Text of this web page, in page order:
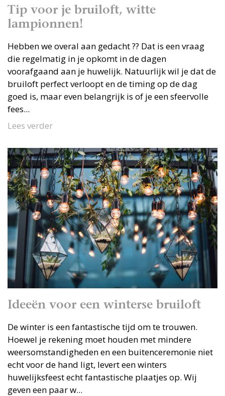
Tip voor je bruiloft, witte
lampionnen!
Hebben we overal aan gedacht ?? Dat is een vraag
die regelmatig in je opkomt in de dagen
voorafgaand aan je huwelijk. Natuurlijk wil je dat de
bruiloft perfect verloopt en de timing op de dag
goed is, maar even belangrijk is of je een sfeervolle
fees...
Lees verder
Ideeën voor een winterse bruiloft
De winter is een fantastische tijd om te trouwen.
Hoewel je rekening moet houden met mindere
weersomstandigheden en een buitenceremonie niet
echt voor de hand ligt, levert een winters
huwelijksfeest echt fantastische plaatjes op. Wij
geven een paar w...